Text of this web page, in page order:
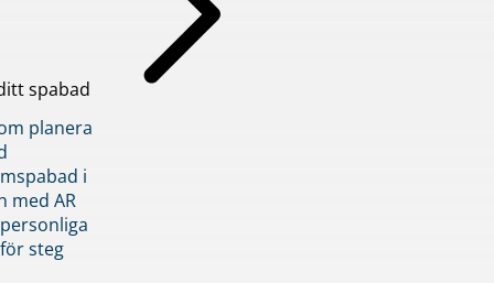
spabad
planera
i
med AR
steg